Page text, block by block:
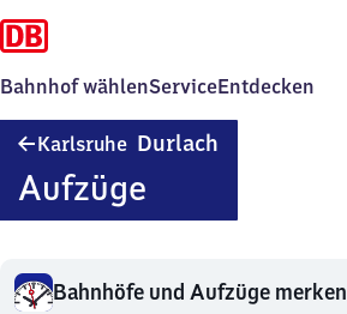
Bahnhof wählenServiceEntdecken
Karlsruhe Durlach
Aufzüge
Bahnhöfe und Aufzüge merken